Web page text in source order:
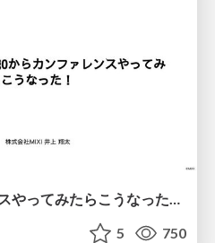
知識0からカンファレンスやってみたらこうなった！
5 750